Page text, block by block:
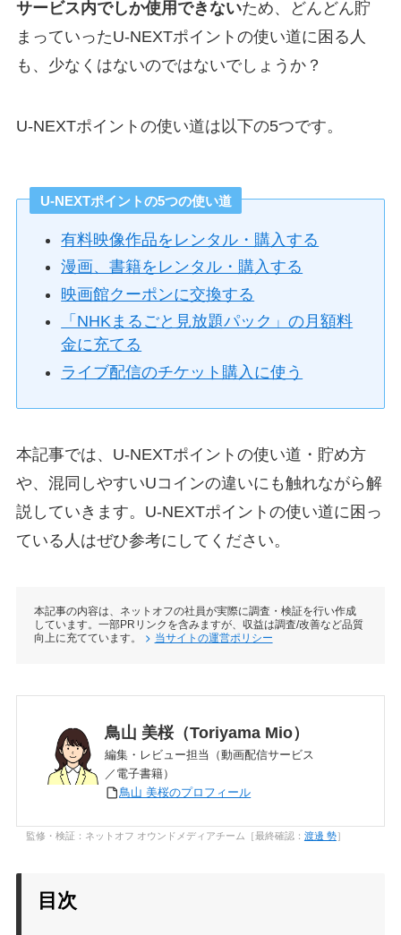
サービス内でしか使用できないため、どんどん貯
まっていったU-NEXTポイントの使い道に困る人
も、少なくはないのではないでしょうか？
U-NEXTポイントの使い道は以下の5つです。
U-NEXTポイントの5つの使い道
有料映像作品をレンタル・購入する
漫画、書籍をレンタル・購入する
映画館クーポンに交換する
「NHKまるごと見放題パック」の月額料
金に充てる
ライブ配信のチケット購入に使う
本記事では、U-NEXTポイントの使い道・貯め方
や、混同しやすいUコインの違いにも触れながら解
説していきます。U-NEXTポイントの使い道に困っ
ている人はぜひ参考にしてください。
本記事の内容は、ネットオフの社員が実際に調査・検証を行い作成
しています。一部PRリンクを含みますが、収益は調査/改善など品質
向上に充てています。
当サイトの運営ポリシー
鳥山 美桜（Toriyama Mio）
編集・レビュー担当（動画配信サービス
／電子書籍）
鳥山 美桜のプロフィール
監修・検証：ネットオフ オウンドメディアチーム［最終確認： 渡邊 勢］
目次